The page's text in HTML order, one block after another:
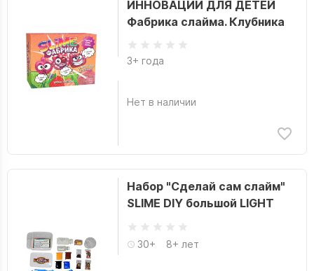
ИННОВАЦИИ ДЛЯ ДЕТЕЙ
Фабрика слайма. Клубника
3+ года
Нет в наличии
Набор "Сделай сам слайм"
SLIME DIY большой LIGHT
30+ 8+ лет